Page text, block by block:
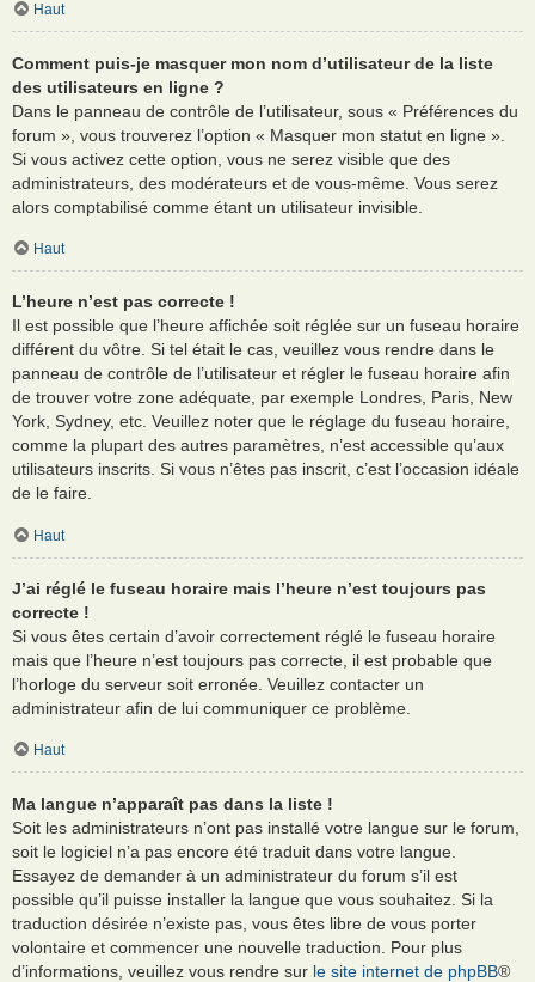
Haut
Comment puis-je masquer mon nom d’utilisateur de la liste
des utilisateurs en ligne ?
Dans le panneau de contrôle de l’utilisateur, sous « Préférences du
forum », vous trouverez l’option « Masquer mon statut en ligne ».
Si vous activez cette option, vous ne serez visible que des
administrateurs, des modérateurs et de vous-même. Vous serez
alors comptabilisé comme étant un utilisateur invisible.
Haut
L’heure n’est pas correcte !
Il est possible que l’heure affichée soit réglée sur un fuseau horaire
différent du vôtre. Si tel était le cas, veuillez vous rendre dans le
panneau de contrôle de l’utilisateur et régler le fuseau horaire afin
de trouver votre zone adéquate, par exemple Londres, Paris, New
York, Sydney, etc. Veuillez noter que le réglage du fuseau horaire,
comme la plupart des autres paramètres, n’est accessible qu’aux
utilisateurs inscrits. Si vous n’êtes pas inscrit, c’est l’occasion idéale
de le faire.
Haut
J’ai réglé le fuseau horaire mais l’heure n’est toujours pas
correcte !
Si vous êtes certain d’avoir correctement réglé le fuseau horaire
mais que l’heure n’est toujours pas correcte, il est probable que
l’horloge du serveur soit erronée. Veuillez contacter un
administrateur afin de lui communiquer ce problème.
Haut
Ma langue n’apparaît pas dans la liste !
Soit les administrateurs n’ont pas installé votre langue sur le forum,
soit le logiciel n’a pas encore été traduit dans votre langue.
Essayez de demander à un administrateur du forum s’il est
possible qu’il puisse installer la langue que vous souhaitez. Si la
traduction désirée n’existe pas, vous êtes libre de vous porter
volontaire et commencer une nouvelle traduction. Pour plus
d’informations, veuillez vous rendre sur le site internet de phpBB®